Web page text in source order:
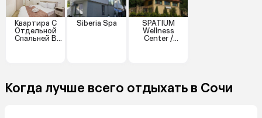
Квартира С
Отдельной
Спальней В
Siberia Spa
SPATIUM
Wellness
Center /
Когда лучше всего отдыхать в Сочи